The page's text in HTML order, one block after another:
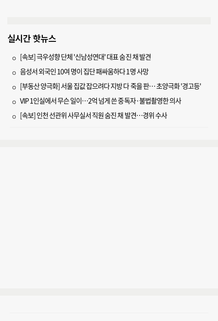
실시간 핫뉴스
[속보] 극우성향 단체 '신남성연대' 대표 숨진 채 발견
음성서 외국인 10여 명이 집단 패싸움하다 1명 사망
[부동산 양극화] 서울 집값 잡으려다 지방 다 죽을 판… 초양극화 '경고등'
VIP 1인실에서 무슨 일이…2억 넘게 쓴 중독자·불법촬영한 의사
[속보] 인천 선관위 사무실서 직원 숨진 채 발견…경위 수사